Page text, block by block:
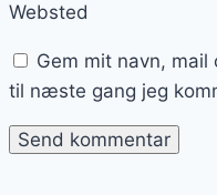
Websted
Gem mit navn,
til næste gang jeg